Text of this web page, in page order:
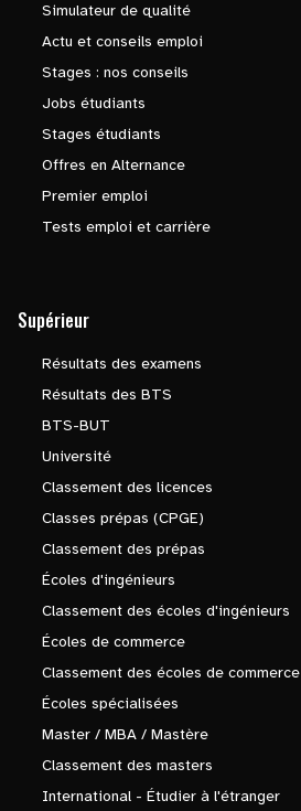
Simulateur de qualité
Actu et conseils emploi
Stages : nos conseils
Jobs étudiants
Stages étudiants
Offres en Alternance
Premier emploi
Tests emploi et carrière
Supérieur
Résultats des examens
Résultats des BTS
BTS-BUT
Université
Classement des licences
Classes prépas (CPGE)
Classement des prépas
Écoles d'ingénieurs
Classement des écoles d'ingénieurs
Écoles de commerce
Classement des écoles de commerce
Écoles spécialisées
Master / MBA / Mastère
Classement des masters
International - Étudier à l'étranger